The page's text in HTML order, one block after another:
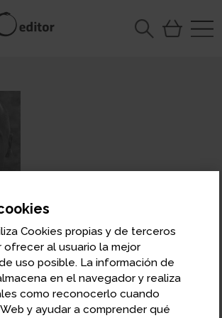
Montalvo
en la Universitat
compagina su labor docente
Es autor de diez libros y
Cookies propias y de terceros
ofrecer al usuario la mejor
uso posible. La información de
en el navegador y realiza
como reconocerlo cuando
y ayudar a comprender qué